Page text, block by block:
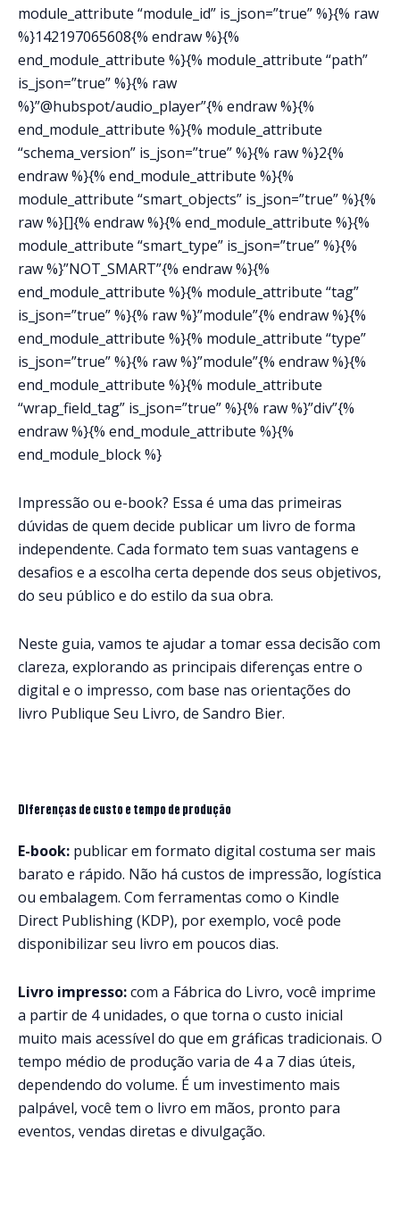
module_attribute “module_id” is_json=”true” %}{% raw
%}142197065608{% endraw %}{%
end_module_attribute %}{% module_attribute “path”
is_json=”true” %}{% raw
%}”@hubspot/audio_player”{% endraw %}{%
end_module_attribute %}{% module_attribute
“schema_version” is_json=”true” %}{% raw %}2{%
endraw %}{% end_module_attribute %}{%
module_attribute “smart_objects” is_json=”true” %}{%
raw %}[]{% endraw %}{% end_module_attribute %}{%
module_attribute “smart_type” is_json=”true” %}{%
raw %}”NOT_SMART”{% endraw %}{%
end_module_attribute %}{% module_attribute “tag”
is_json=”true” %}{% raw %}”module”{% endraw %}{%
end_module_attribute %}{% module_attribute “type”
is_json=”true” %}{% raw %}”module”{% endraw %}{%
end_module_attribute %}{% module_attribute
“wrap_field_tag” is_json=”true” %}{% raw %}”div”{%
endraw %}{% end_module_attribute %}{%
end_module_block %}
Impressão ou e-book? Essa é uma das primeiras
dúvidas de quem decide publicar um livro de forma
independente. Cada formato tem suas vantagens e
desafios e a escolha certa depende dos seus objetivos,
do seu público e do estilo da sua obra.
Neste guia, vamos te ajudar a tomar essa decisão com
clareza, explorando as principais diferenças entre o
digital e o impresso, com base nas orientações do
livro Publique Seu Livro, de Sandro Bier.
Diferenças de custo e tempo de produção
E-book: publicar em formato digital costuma ser mais
barato e rápido. Não há custos de impressão, logística
ou embalagem. Com ferramentas como o Kindle
Direct Publishing (KDP), por exemplo, você pode
disponibilizar seu livro em poucos dias.
Livro impresso:com a Fábrica do Livro, você imprime
a partir de 4 unidades, o que torna o custo inicial
muito mais acessível do que em gráficas tradicionais. O
tempo médio de produção varia de 4 a 7 dias úteis,
dependendo do volume. É um investimento mais
palpável, você tem o livro em mãos, pronto para
eventos, vendas diretas e divulgação.